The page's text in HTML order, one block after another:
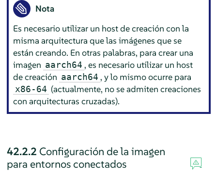
Nota
Es necesario utilizar un host de creación con la
misma arquitectura que las imágenes que se
están creando. En otras palabras, para crear una
imagen aarch64 , es necesario utilizar un host
de creación aarch64 , y lo mismo ocurre para
x86-64 (actualmente, no se admiten creaciones
con arquitecturas cruzadas).
42.2.2 Configuración de la imagen
para entornos conectados